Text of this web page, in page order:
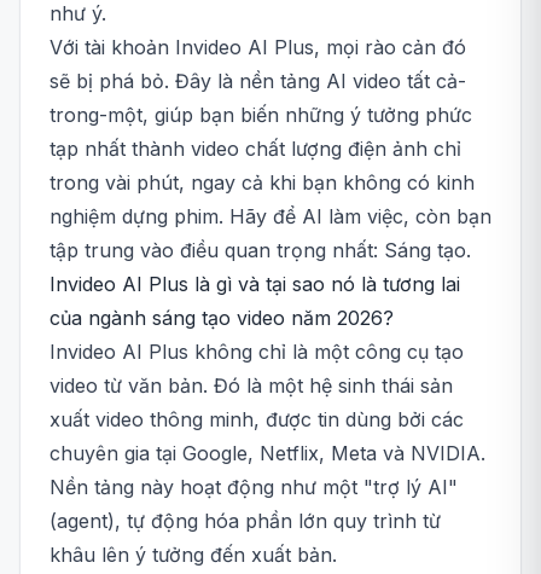
như ý.
Với tài khoản Invideo AI Plus, mọi rào cản đó
sẽ bị phá bỏ. Đây là nền tảng AI video tất cả-
trong-một, giúp bạn biến những ý tưởng phức
tạp nhất thành video chất lượng điện ảnh chỉ
trong vài phút, ngay cả khi bạn không có kinh
nghiệm dựng phim. Hãy để AI làm việc, còn bạn
tập trung vào điều quan trọng nhất: Sáng tạo.
Invideo AI Plus là gì và tại sao nó là tương lai
của ngành sáng tạo video năm 2026?
Invideo AI Plus không chỉ là một công cụ tạo
video từ văn bản. Đó là một hệ sinh thái sản
xuất video thông minh, được tin dùng bởi các
chuyên gia tại Google, Netflix, Meta và NVIDIA.
Nền tảng này hoạt động như một "trợ lý AI"
(agent), tự động hóa phần lớn quy trình từ
khâu lên ý tưởng đến xuất bản.